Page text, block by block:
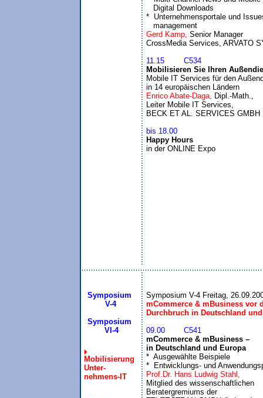
   Digital Downloads
*  Unternehmensportale und
   management
Gerd Kamp, Senior Manager
11.15	C534
Mobilisieren Sie Ihren
Mobile IT Services für den
in 14 europäischen Ländern
Enrico Abate-Daga, Dipl.-Math.,
Leiter Mobile IT Services,
bis 18.00
Happy Hours
in der ONLINE Expo
Symposium
V-4
Symposium
Mobilisierung
Unter-
nehmens-IT
mCommerce & mBusiness vor
Durchbruch in Deutschland
09.00	C541
mCommerce & mBusiness –
in Deutschland und Europa
*  Ausgewählte Beispiele
*  Entwicklungs- und
Prof.Dr. Hans Ludwig Stahl,
Mitglied des wissenschaftlichen
Beratergremiums der